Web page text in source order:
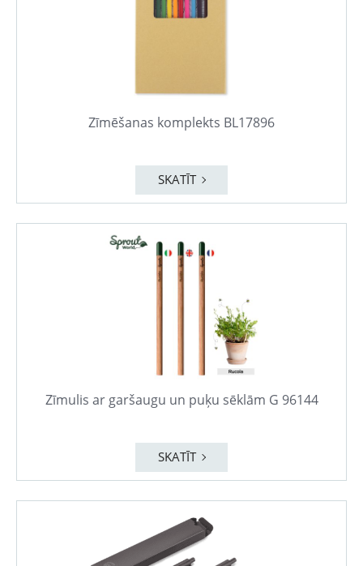
Zīmēšanas komplekts BL17896
SKATĪT
Zīmulis ar garšaugu un puķu sēklām G 96144
SKATĪT